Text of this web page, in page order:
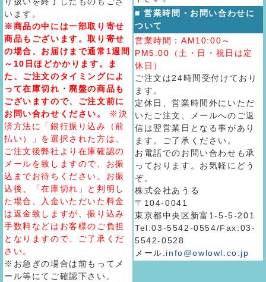
います。
※商品の中には一部取り寄せ
商品もございます。取り寄せ
の場合、お届けまで通常1週間
～10日ほどかかります。ま
た、ご注文のタイミングによ
って在庫切れ・廃盤の商品も
ございますので、ご注文前に
お問い合わせください。
※決
済方法に「銀行振り込み（前
払い）」を選択された方は、
ご注文後弊社より在庫確認の
メールを致しますので、お振
込までお待ちください。お振
込後、「在庫切れ」と判明し
た場合、入金いただいた料金
は返金致しますが、振り込み
手数料などはお客様のご負担
となりますので、ご了承くだ
さい。
※お急ぎの場合は前もってメ
ール等にてご確認下さい。
■ 営業時間・お問い合わせに
ついて
営業時間：AM10:00～
PM5:00（土・日・祝日は定
休日）
ご注文は24時間受付けており
ます。
定休日、営業時間外にいただ
いたご注文、メールへのご返
信は翌営業日となる事があり
ます。ご了承ください。
お電話でのお問い合わせも承
っております。お気軽にどう
ぞ。
株式会社あうる
〒104-0041
東京都中央区新富1-5-5-201
Tel:03-5542-0554/Fax:03-
5542-0528
メール:info@owlowl.co.jp